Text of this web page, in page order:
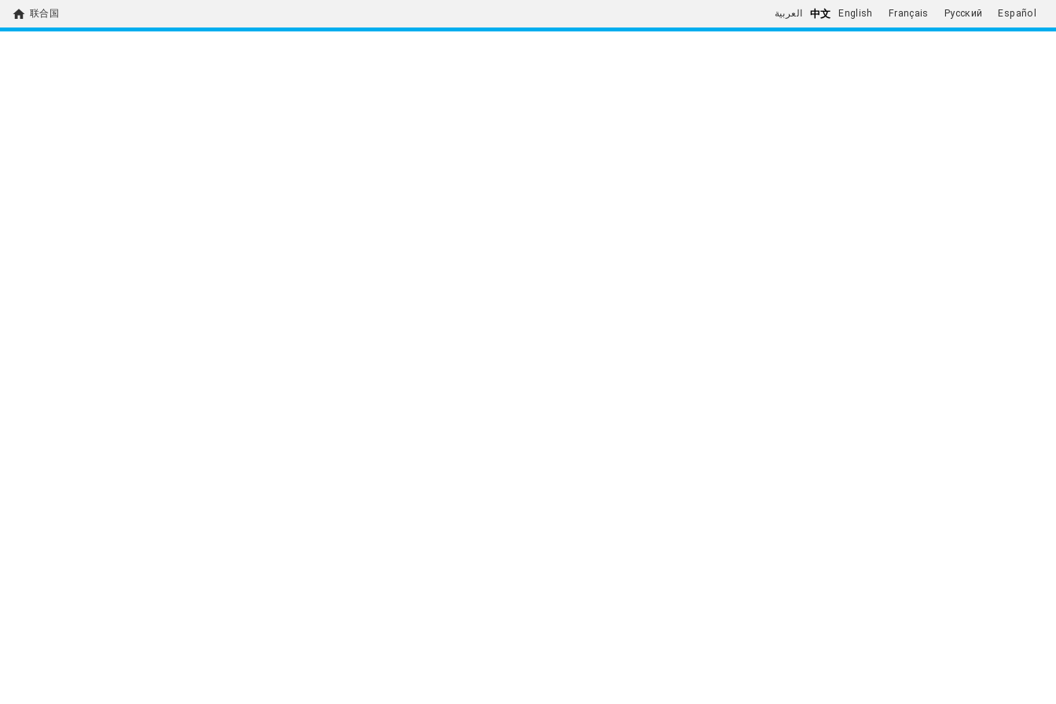
home 联合国 العربية 中文 English Français Русский Español